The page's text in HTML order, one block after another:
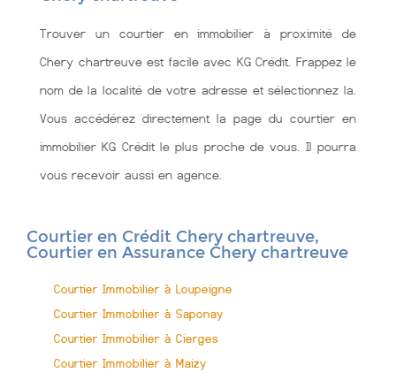
Trouver un courtier en immobilier à proximité de
Chery chartreuve est facile avec KG Crédit. Frappez le
nom de la localité de votre adresse et sélectionnez la.
Vous accédérez directement la page du courtier en
immobilier KG Crédit le plus proche de vous. Il pourra
vous recevoir aussi en agence.
Courtier en Crédit Chery chartreuve,
Courtier en Assurance Chery chartreuve
Courtier Immobilier à Loupeigne
Courtier Immobilier à Saponay
Courtier Immobilier à Cierges
Courtier Immobilier à Maizy